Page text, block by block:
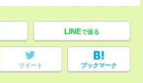
LINEで送る
ツイート ブックマーク